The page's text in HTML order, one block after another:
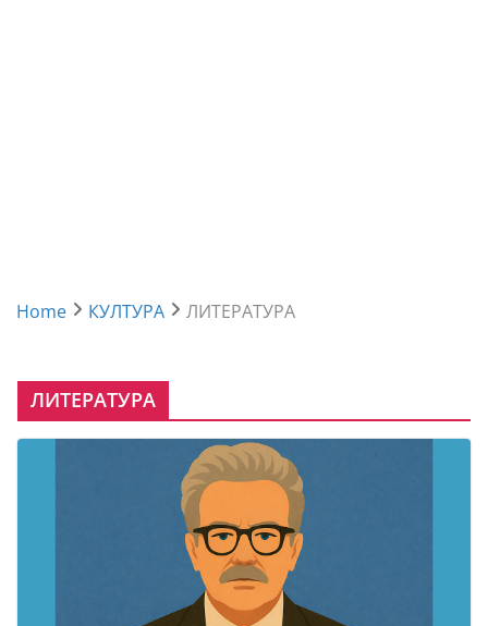
Home КУЛТУРА ЛИТЕРАТУРА
ЛИТЕРАТУРА